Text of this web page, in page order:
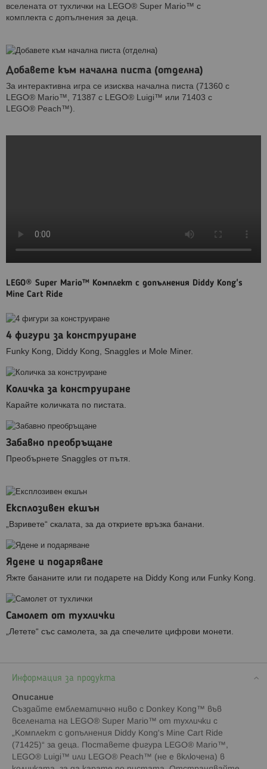
вселената от тухлички на LEGO® Super Mario™ с
комплекта с допълнения за деца.
Добавете към начална писта (отделна)
За интерактивна игра се изисква начална писта (71360 с
LEGO® Mario™, 71387 с LEGO® Luigi™ или 71403 с
LEGO® Peach™).
LEGO® Super Mario™ Комплект с допълнения Diddy Kong's
Mine Cart Ride
4 фигури за конструиране
Funky Kong, Diddy Kong, Snaggles и Mole Miner.
Количка за конструиране
Карайте количката по пистата.
Забавно преобръщане
Преобърнете Snaggles от пътя.
Експлозивен екшън
„Взривете“ скалата, за да откриете връзка банани.
Ядене и подаряване
Яжте бананите или ги подарете на Diddy Kong или Funky Kong.
Самолет от тухлички
„Летете“ със самолета, за да спечелите цифрови монети.
Информация за продукта
Описание
Създайте емблематично ниво с Donkey Kong™ във
вселената на LEGO® Super Mario™ от тухлички с
„Комплект с допълнения Diddy Kong's Mine Cart Ride
(71425)“ за деца. Поставете фигура LEGO® Mario™,
LEGO® Luigi™ или LEGO® Peach™ (не е включена) в